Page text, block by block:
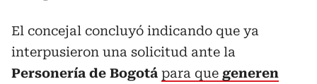
El concejal concluyó indicando que ya
interpusieron una solicitud ante la
Personería de Bogotá para que generen